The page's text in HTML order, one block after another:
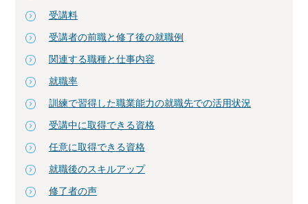
受講料
受講者の前職と修了後の就職例
関連する職種と仕事内容
就職率
訓練で習得した職業能力の就職先での活用状況
受講中に取得できる資格
任意に取得できる資格
就職後のスキルアップ
修了者の声